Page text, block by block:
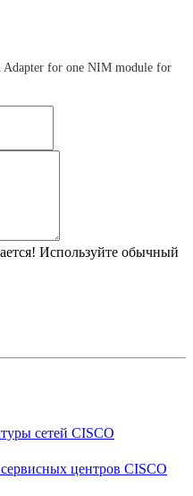
Adapter for one NIM module for
Используйте обычный
сетей CISCO
центров CISCO